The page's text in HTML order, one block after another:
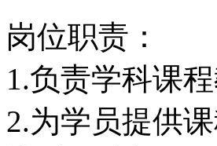
岗位职责：
1.负责学科课
2.为学员提供